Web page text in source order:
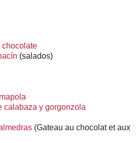
chocolate
(salados)
calabaza y gorgonzola
(Gateau au chocolat et aux